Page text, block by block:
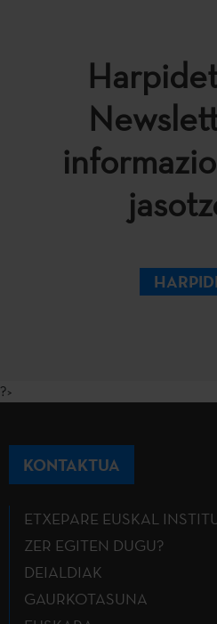
?>
KONTAKTUA
ETXEPARE EUSKAL
ZER EGITEN DUGU?
DEIALDIAK
GAURKOTASUNA